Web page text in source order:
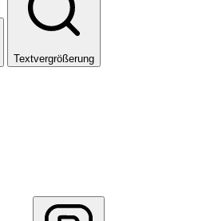
Textvergrößerung